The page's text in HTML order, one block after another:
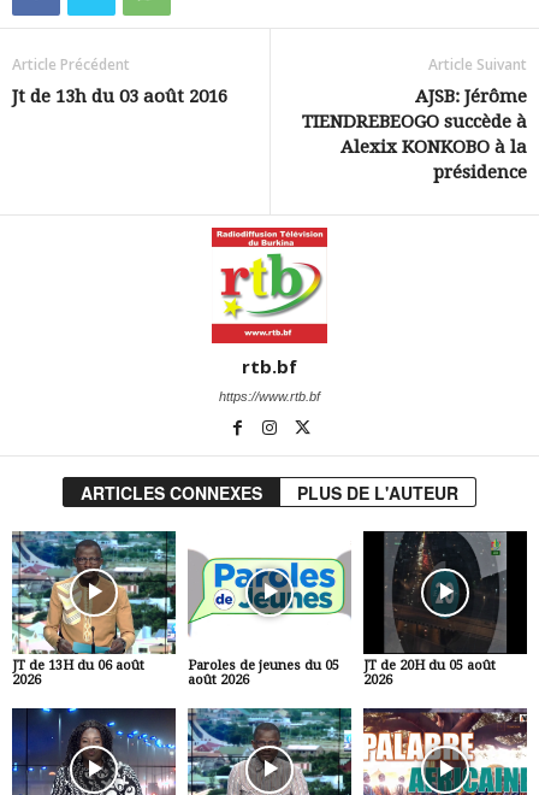
Article Précédent
Jt de 13h du 03 août 2016
Article Suivant
AJSB: Jérôme
TIENDREBEOGO succède à
Alexix KONKOBO à la
présidence
rtb.bf
https://www.rtb.bf
ARTICLES CONNEXES PLUS DE L'AUTEUR
JT de 13H du 06 août
2026
Paroles de jeunes du 05
août 2026
JT de 20H du 05 août
2026